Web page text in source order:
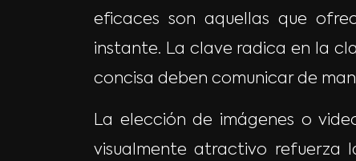
eficaces son aquellas que
instante. La clave radica en la
concisa deben comunicar de
La elección de imágenes o
visualmente atractivo refuerza